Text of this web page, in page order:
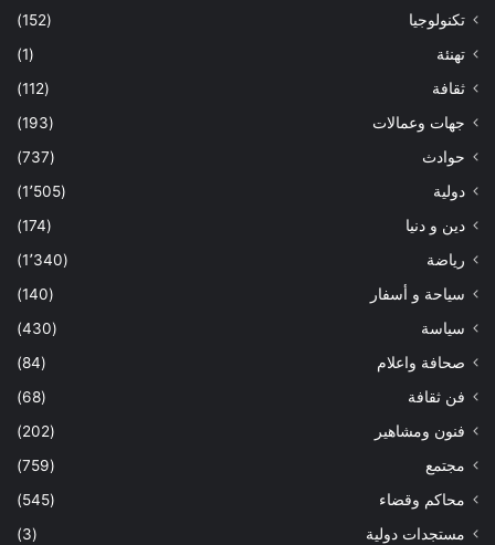
تكنولوجيا
(152)
تهنئة
(1)
ثقافة
(112)
جهات وعمالات
(193)
حوادث
(737)
دولية
(1٬505)
دين و دنيا
(174)
رياضة
(1٬340)
سياحة و أسفار
(140)
سياسة
(430)
صحافة واعلام
(84)
فن ثقافة
(68)
فنون ومشاهير
(202)
مجتمع
(759)
محاكم وقضاء
(545)
مستجدات دولية
(3)